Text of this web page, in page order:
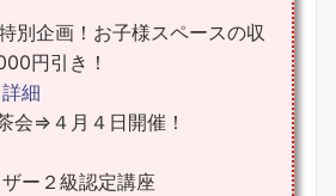
別企画！お子様スペースの収
円引き！
細
会⇒４月４日開催！
ー２級認定講座